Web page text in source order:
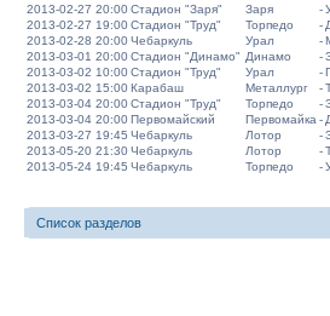
2013-02-27 20:00Стадион "Заря" Заря -
2013-02-27 19:00Стадион "Труд" Торпедо -
2013-02-28 20:00Чебаркуль Урал -
2013-03-01 20:00Стадион "Динамо" Динамо -
2013-03-02 10:00Стадион "Труд" Урал -
2013-03-02 15:00Карабаш Металлург -
2013-03-04 20:00Стадион "Труд" Торпедо -
2013-03-04 20:00Первомайский Первомайка -
2013-03-27 19:45 Чебаркуль Лотор -
2013-05-20 21:30Чебаркуль Лотор -
2013-05-24 19:45 Чебаркуль Торпедо -
Список разделов